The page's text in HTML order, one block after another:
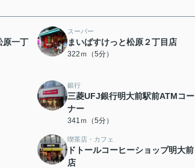
原一丁
スーパー
まいばすけっと松原２丁目店
322ｍ（5分）
銀行
三菱UFJ銀行明大前駅前ATMコー
ナー
341ｍ（5分）
喫茶店・カフェ
ドトールコーヒーショップ明大前
店